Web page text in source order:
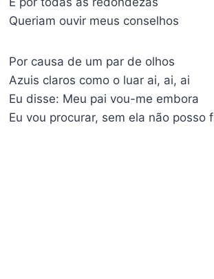
Queriam ouvir meus conselhos
Por causa de um par de olhos
Azuis claros como o luar ai, ai, ai
Eu disse: Meu pai vou-me embora
Eu vou procurar, sem ela não posso